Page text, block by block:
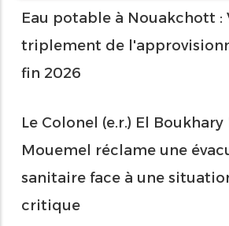
Eau potable à Nouakchott :
triplement de
fin 2026
Le Colonel (e.r.) El
Mouemel réclame une
sanitaire face à une
critique